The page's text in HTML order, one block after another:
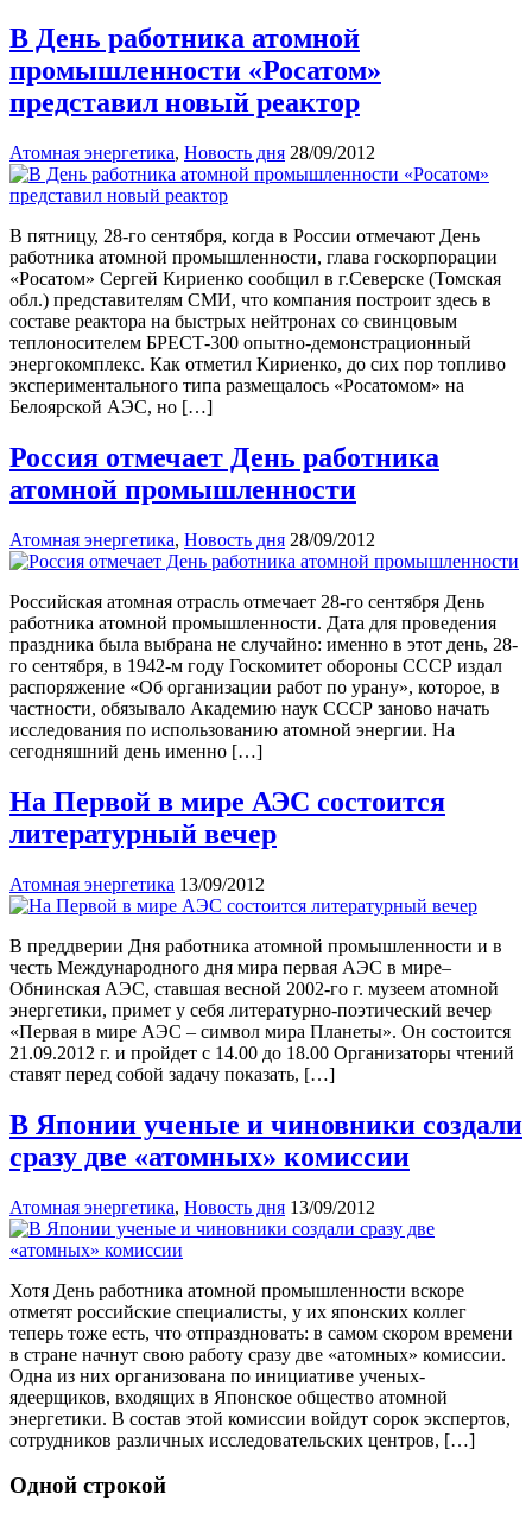
В День работника атомной
промышленности «Росатом»
представил новый реактор
Атомная энергетика, Новость дня 28/09/2012
В пятницу, 28-го сентября, когда в России отмечают День
работника атомной промышленности, глава госкорпорации
«Росатом» Сергей Кириенко сообщил в г.Северске (Томская
обл.) представителям СМИ, что компания построит здесь в
составе реактора на быстрых нейтронах со свинцовым
теплоносителем БРЕСТ-300 опытно-демонстрационный
энергокомплекс. Как отметил Кириенко, до сих пор топливо
экспериментального типа размещалось «Росатомом» на
Белоярской АЭС, но […]
Россия отмечает День работника
атомной промышленности
Атомная энергетика, Новость дня 28/09/2012
Российская атомная отрасль отмечает 28-го сентября День
работника атомной промышленности. Дата для проведения
праздника была выбрана не случайно: именно в этот день, 28-
го сентября, в 1942-м году Госкомитет обороны СССР издал
распоряжение «Об организации работ по урану», которое, в
частности, обязывало Академию наук СССР заново начать
исследования по использованию атомной энергии. На
сегодняшний день именно […]
На Первой в мире АЭС состоится
литературный вечер
Атомная энергетика 13/09/2012
В преддверии Дня работника атомной промышленности и в
честь Международного дня мира первая АЭС в мире–
Обнинская АЭС, ставшая весной 2002-го г. музеем атомной
энергетики, примет у себя литературно-поэтический вечер
«Первая в мире АЭС – символ мира Планеты». Он состоится
21.09.2012 г. и пройдет с 14.00 до 18.00 Организаторы чтений
ставят перед собой задачу показать, […]
В Японии ученые и чиновники создали
сразу две «атомных» комиссии
Атомная энергетика, Новость дня 13/09/2012
Хотя День работника атомной промышленности вскоре
отметят российские специалисты, у их японских коллег
теперь тоже есть, что отпраздновать: в самом скором времени
в стране начнут свою работу сразу две «атомных» комиссии.
Одна из них организована по инициативе ученых-
ядеерщиков, входящих в Японское общество атомной
энергетики. В состав этой комиссии войдут сорок экспертов,
сотрудников различных исследовательских центров, […]
Одной строкой